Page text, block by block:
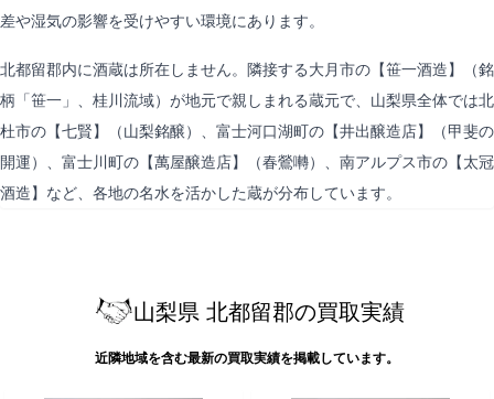
差や湿気の影響を受けやすい環境にあります。
北都留郡内に酒蔵は所在しません。隣接する大月市の【笹一酒造】（銘
柄「笹一」、桂川流域）が地元で親しまれる蔵元で、山梨県全体では北
杜市の【七賢】（山梨銘醸）、富士河口湖町の【井出醸造店】（甲斐の
開運）、富士川町の【萬屋醸造店】（春鶯囀）、南アルプス市の【太冠
酒造】など、各地の名水を活かした蔵が分布しています。
山梨県 北都留郡の買取実績
近隣地域を含む最新の買取実績を掲載しています。